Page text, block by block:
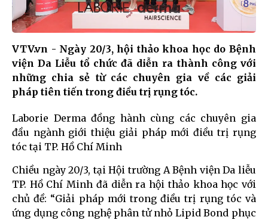
VTV.vn - Ngày 20/3, hội thảo khoa học do Bệnh
viện Da Liễu tổ chức đã diễn ra thành công với
những chia sẻ từ các chuyên gia về các giải
pháp tiên tiến trong điều trị rụng tóc.
Laborie Derma đồng hành cùng các chuyên gia
đầu ngành giới thiệu giải pháp mới điều trị rụng
tóc tại TP. Hồ Chí Minh
Chiều ngày 20/3, tại Hội trường A Bệnh viện Da liễu
TP. Hồ Chí Minh đã diễn ra hội thảo khoa học với
chủ đề: “Giải pháp mới trong điều trị rụng tóc và
ứng dụng công nghệ phân tử nhỏ Lipid Bond phục